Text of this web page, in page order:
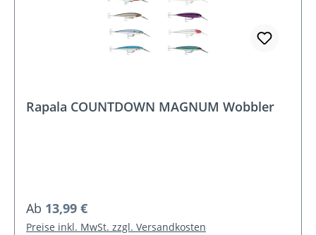
Rapala COUNTDOWN MAGNUM Wobbler
Regulärer Preis:
Ab 13,99 €
Preise inkl. MwSt. zzgl. Versandkosten